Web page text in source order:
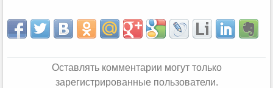
Оставлять комментарии могут только
зарегистрированные пользователи.